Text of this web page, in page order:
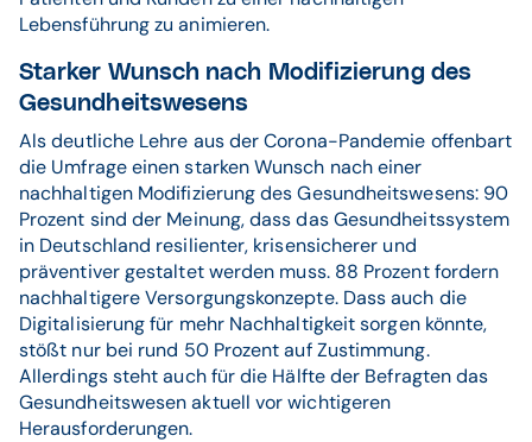
Lebensführung zu animieren.
Starker Wunsch nach Modifizierung des
Gesundheitswesens
Als deutliche Lehre aus der Corona-Pandemie offenbart
die Umfrage einen starken Wunsch nach einer
nachhaltigen Modifizierung des Gesundheitswesens: 90
Prozent sind der Meinung, dass das Gesundheitssystem
in Deutschland resilienter, krisensicherer und
präventiver gestaltet werden muss. 88 Prozent fordern
nachhaltigere Versorgungskonzepte. Dass auch die
Digitalisierung für mehr Nachhaltigkeit sorgen könnte,
stößt nur bei rund 50 Prozent auf Zustimmung.
Allerdings steht auch für die Hälfte der Befragten das
Gesundheitswesen aktuell vor wichtigeren
Herausforderungen.